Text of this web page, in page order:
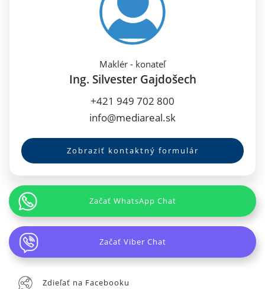
Maklér - konateľ
Ing. Silvester Gajdošech
+421 949 702 800
info@mediareal.sk
Zobraziť kontaktný formulár
Začať WhatsApp Chat
Začať Viber Chat
Zdieľať na Facebooku